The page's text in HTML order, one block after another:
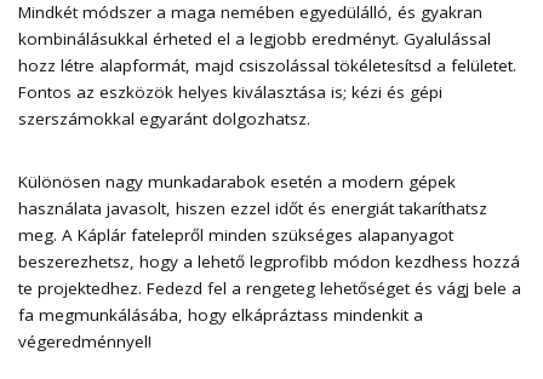
Mindkét módszer a maga nemében egyedülálló, és gyakran
kombinálásukkal érheted el a legjobb eredményt. Gyalulással
hozz létre alapformát, majd csiszolással tökéletesítsd a felületet.
Fontos az eszközök helyes kiválasztása is; kézi és gépi
szerszámokkal egyaránt dolgozhatsz.
Különösen nagy munkadarabok esetén a modern gépek
használata javasolt, hiszen ezzel időt és energiát takaríthatsz
meg. A Káplár fatelepről minden szükséges alapanyagot
beszerezhetsz, hogy a lehető legprofibb módon kezdhess hozzá
te projektedhez. Fedezd fel a rengeteg lehetőséget és vágj bele a
fa megmunkálásába, hogy elkápráztass mindenkit a
végeredménnyel!